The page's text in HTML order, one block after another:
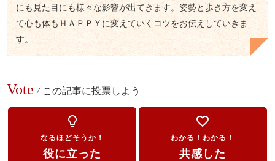
にも見た目にも様々な影響が出てきます。姿勢と歩き方を変え
て心も体もＨＡＰＰＹに変えていくコツをお伝えしていきま
す。
Vote / この記事に投票しよう
lightbulb_outline
なるほどそうか！
役に立った
favorite_border
わかる！わかる！
共感した